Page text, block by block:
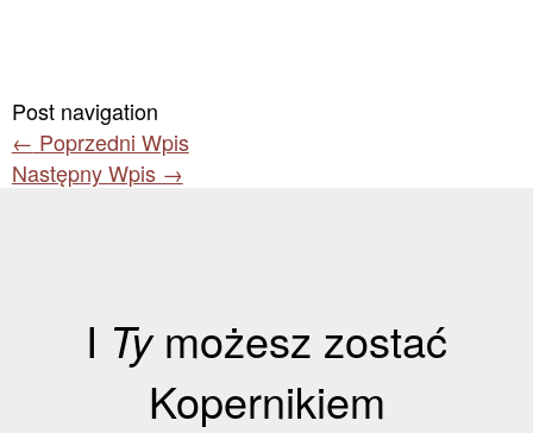
Post navigation
← Poprzedni Wpis
Następny Wpis →
I Tymożesz zostać
Kopernikiem